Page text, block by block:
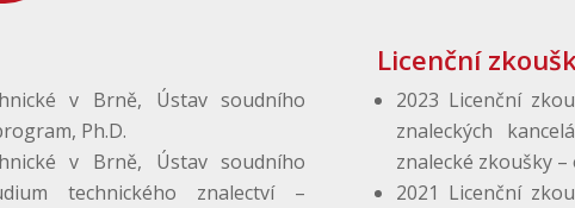
v Brně, Ústav soudního
Ph.D.
v Brně, Ústav soudního
technického znalectví –
Licenční
2023 Licenční
znaleckých
znalecké zkoušky
2021 Licenční